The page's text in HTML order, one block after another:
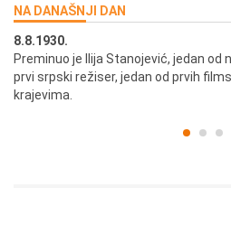
NA DANAŠNJI DAN
8.8.1930.
Preminuo je Ilija Stanojević, jedan od
prvi srpski režiser, jedan od prvih
krajevima.